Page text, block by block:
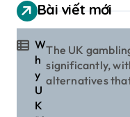
Bài viết mới
W
h
y
U
K
The UK
significantly,
alternatives